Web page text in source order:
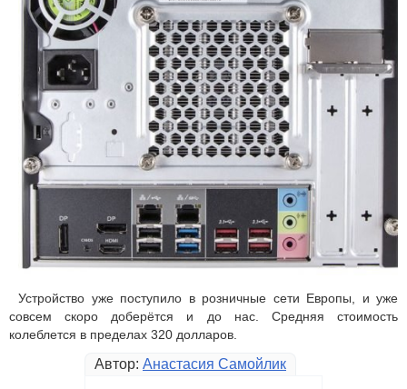
Устройство уже поступило в розничные сети Европы, и уже
совсем скоро доберётся и до нас. Средняя стоимость
колеблется в пределах 320 долларов.
Автор: Анастасия Самойлик